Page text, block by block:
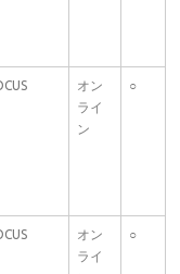
オン
ライ
ン
○
オン
ライ
○